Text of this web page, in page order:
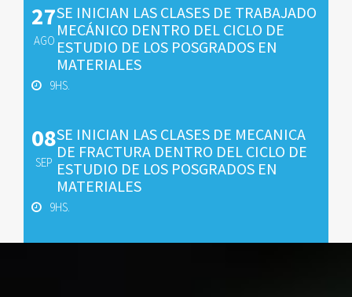
27
AGO
SE INICIAN LAS CLASES DE TRABAJADO
MECÁNICO DENTRO DEL CICLO DE
ESTUDIO DE LOS POSGRADOS EN
MATERIALES
9HS.
08
SEP
SE INICIAN LAS CLASES DE MECANICA
DE FRACTURA DENTRO DEL CICLO DE
ESTUDIO DE LOS POSGRADOS EN
MATERIALES
9HS.